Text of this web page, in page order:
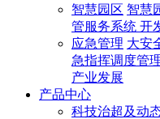
智慧园区 智慧
管服务系统 开
应急管理 大安
急指挥调度管
产业发展
产品中心
科技治超及动